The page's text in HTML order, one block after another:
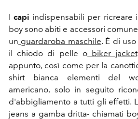
Icapi indispensabili per ricreare
boy sono abiti e accessori
un guardaroba maschile. È di
il chiodo di pelle obiker
appunto, così come per la
shirt bianca elementi del
americano, solo in seguito
d'abbigliamento a tutti gli effetti.
jeans a gamba dritta- chiamati